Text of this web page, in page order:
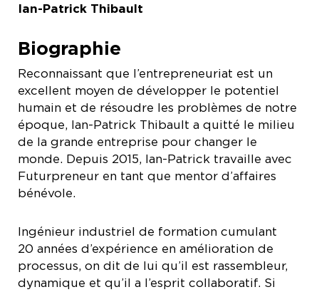
Ian-Patrick Thibault
Biographie
Reconnaissant que l’entrepreneuriat est un
excellent moyen de développer le potentiel
humain et de résoudre les problèmes de notre
époque, Ian-Patrick Thibault a quitté le milieu
de la grande entreprise pour changer le
monde. Depuis 2015, Ian-Patrick travaille avec
Futurpreneur en tant que mentor d’affaires
bénévole.
Ingénieur industriel de formation cumulant
20 années d’expérience en amélioration de
processus, on dit de lui qu’il est rassembleur,
dynamique et qu’il a l’esprit collaboratif. Si